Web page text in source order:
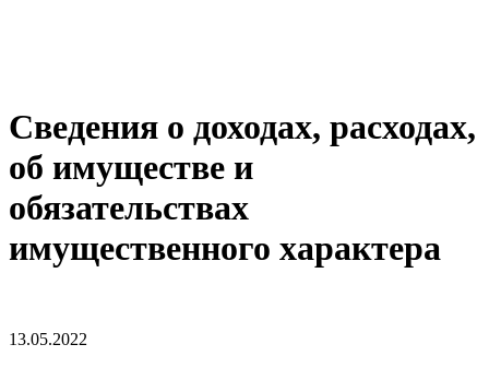
Сведения о доходах, расходах,
об имуществе и
обязательствах
имущественного характера
13.05.2022